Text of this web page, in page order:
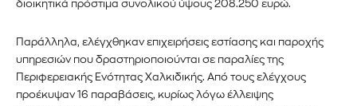
διοικητικά πρόστιμα συνολικού ύψους 208.250 ευρώ.
Παράλληλα, ελέγχθηκαν επιχειρήσεις εστίασης και παροχής
υπηρεσιών που δραστηριοποιούνται σε παραλίες της
Περιφερειακής Ενότητας Χαλκιδικής. Από τους ελέγχους
προέκυψαν 16 παραβάσεις, κυρίως λόγω έλλειψης